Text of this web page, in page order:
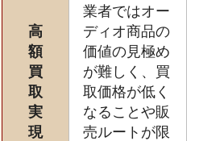
高
額
買
取
実
現
業者ではオー
ディオ商品の
価値の見極め
が難しく、買
取価格が低く
なることや販
売ルートが限